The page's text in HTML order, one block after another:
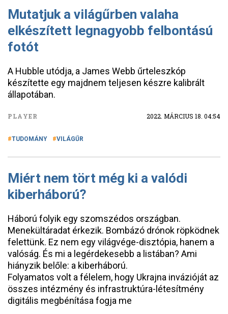
Mutatjuk a világűrben valaha
elkészített legnagyobb felbontású
fotót
A Hubble utódja, a James Webb űrteleszkóp
készítette egy majdnem teljesen készre kalibrált
állapotában.
PLAYER 2022. MÁRCIUS 18. 04:54
TUDOMÁNY VILÁGŰR
Miért nem tört még ki a valódi
kiberháború?
Háború folyik egy szomszédos országban.
Menekültáradat érkezik. Bombázó drónok röpködnek
felettünk. Ez nem egy világvége-disztópia, hanem a
valóság. És mi a legérdekesebb a listában? Ami
hiányzik belőle: a kiberháború.
Folyamatos volt a félelem, hogy Ukrajna invázióját az
összes intézmény és infrastruktúra-létesítmény
digitális megbénítása fogja me